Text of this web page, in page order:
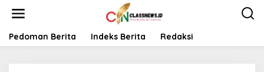
t
Pedoman Berita Indeks Berita Redaksi